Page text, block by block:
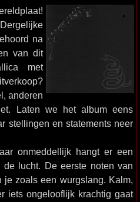
na
van dit
met
anderen
Laten we het album eens
stellingen en statements neer
onmeddellijk hangt er een
lucht. De eerste noten van
je zoals een wurgslang. Kalm,
iets ongelooflijk krachtig gaat